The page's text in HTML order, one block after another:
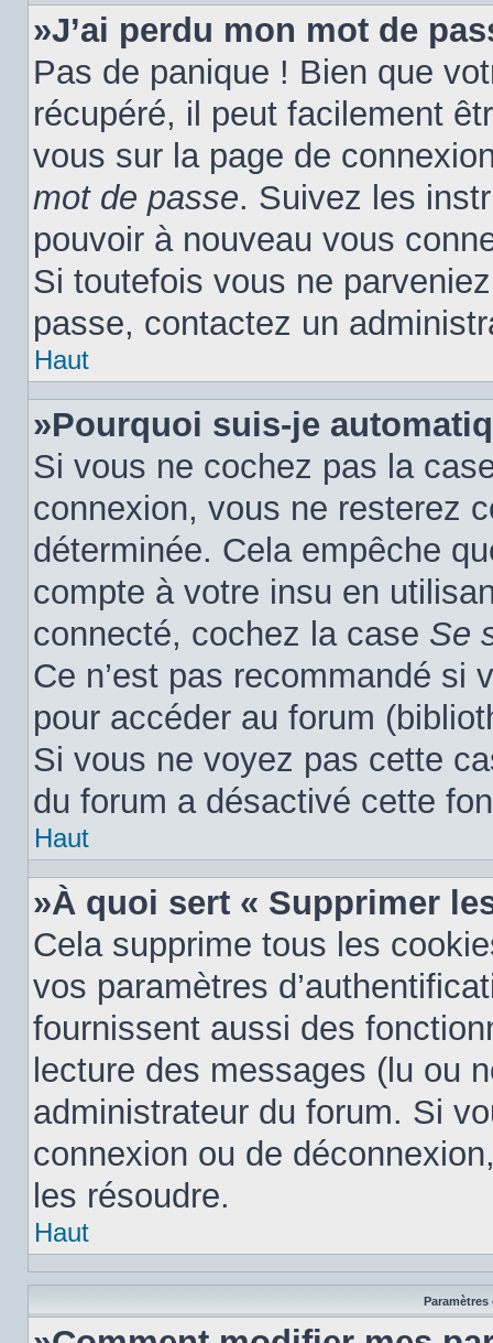
»J’ai perdu mon mot de
Pas de panique ! Bien que
récupéré, il peut facilement
vous sur la page de
mot de passe. Suivez les
pouvoir à nouveau vous
Si toutefois vous ne
passe, contactez un
Haut
»Pourquoi suis-je
Si vous ne cochez pas la
connexion, vous ne resterez
déterminée. Cela empêche
compte à votre insu en
connecté, cochez la case Se
Ce n’est pas recommandé si
pour accéder au forum
Si vous ne voyez pas cette
du forum a désactivé cette
Haut
»À quoi sert « Supprimer
Cela supprime tous les
vos paramètres
fournissent aussi des
lecture des messages (lu ou
administrateur du forum. Si
connexion ou de
les résoudre.
Haut
Paramètres